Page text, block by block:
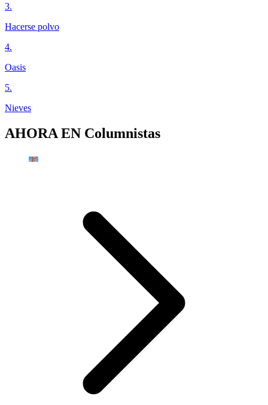
3.
Hacerse polvo
4.
Oasis
5.
Nieves
AHORA EN Columnistas